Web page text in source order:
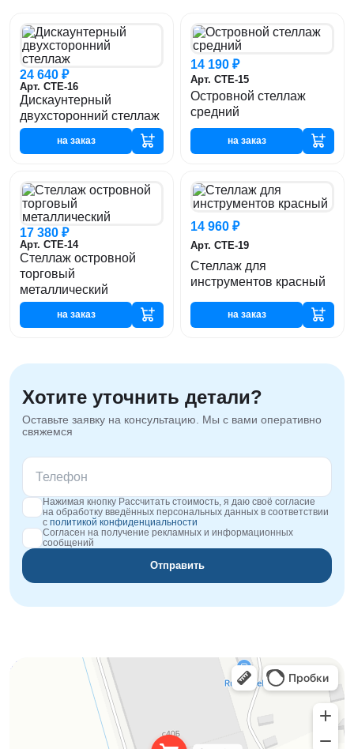
24 640 ₽
Арт. СТЕ-16
Дискаунтерный
двухсторонний стеллаж
на заказ
14 190 ₽
Арт. СТЕ-15
Островной стеллаж
средний
на заказ
17 380 ₽
Арт. СТЕ-14
Стеллаж островной
торговый
металлический
на заказ
14 960 ₽
Арт. СТЕ-19
Стеллаж для
инструментов красный
на заказ
Хотите уточнить детали?
Оставьте заявку на консультацию. Мы с вами оперативно
свяжемся
Нажимая кнопку Рассчитать стоимость, я даю своё согласие
на обработку введённых персональных данных в соответствии
с политикой конфиденциальности
Согласен на получение рекламных и информационных
сообщений
Отправить
Orgplex
Оргстекло, поликарбонат в Лыткарине
Торговое оборудование в Лыткарине